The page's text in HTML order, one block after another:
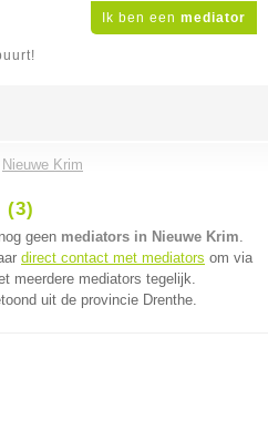
Ik ben een mediator
Nieuwe Krim
(3)
geen mediators in Nieuwe Krim.
direct contact met mediators om via
meerdere mediators tegelijk.
uit de provincie Drenthe.